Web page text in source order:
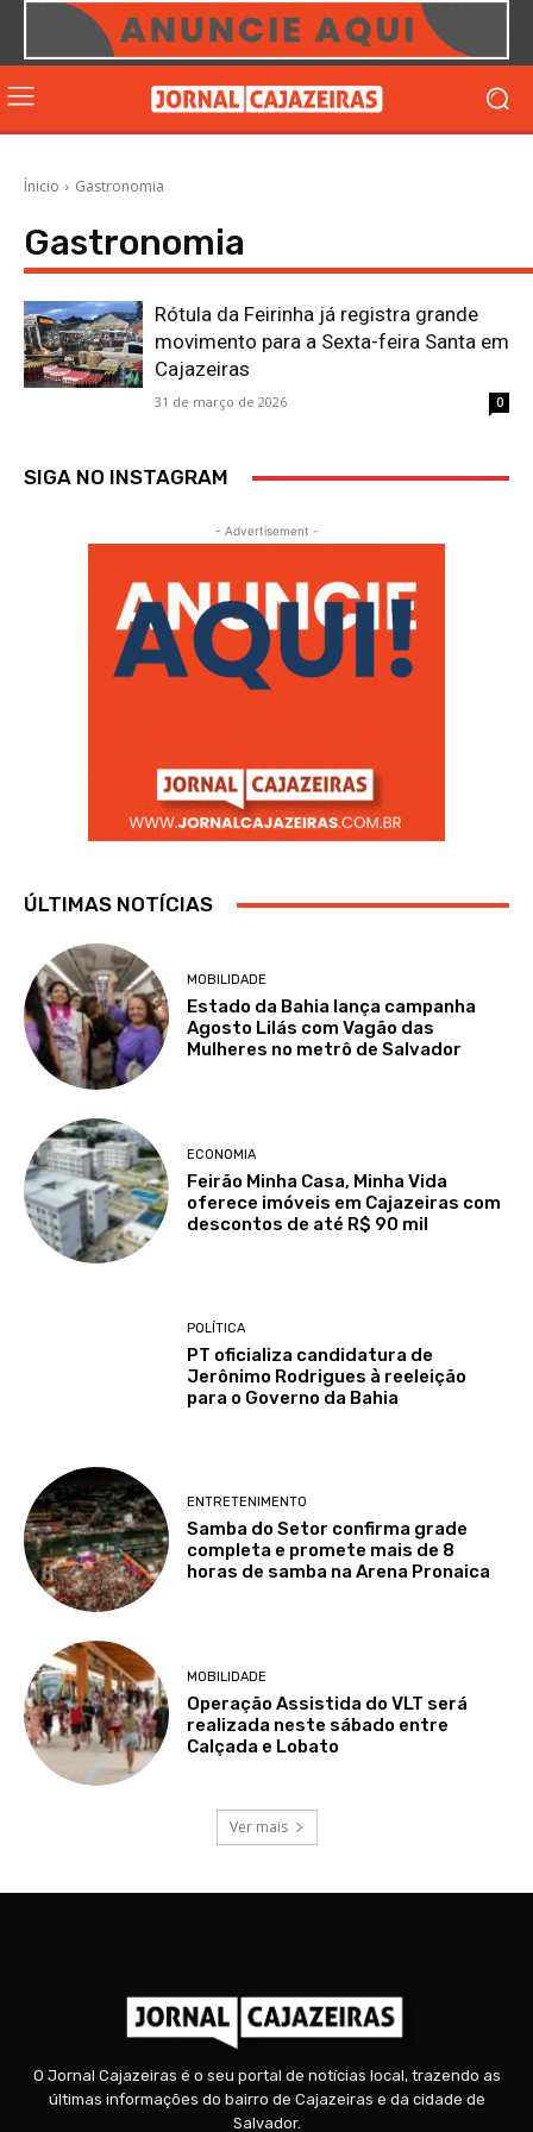
Ínicio Gastronomia
Gastronomia
Rótula da Feirinha já registra grande
movimento para a Sexta-feira Santa em
Cajazeiras
31 de março de 2026 0
SIGA NO INSTAGRAM
- Advertisement -
ÚLTIMAS NOTÍCIAS
MOBILIDADE
Estado da Bahia lança campanha
Agosto Lilás com Vagão das
Mulheres no metrô de Salvador
ECONOMIA
Feirão Minha Casa, Minha Vida
oferece imóveis em Cajazeiras com
descontos de até R$ 90 mil
POLÍTICA
PT oficializa candidatura de
Jerônimo Rodrigues à reeleição
para o Governo da Bahia
ENTRETENIMENTO
Samba do Setor confirma grade
completa e promete mais de 8
horas de samba na Arena Pronaica
MOBILIDADE
Operação Assistida do VLT será
realizada neste sábado entre
Calçada e Lobato
Ver mais
O Jornal Cajazeiras é o seu portal de notícias local, trazendo as
últimas informações do bairro de Cajazeiras e da cidade de
Salvador.